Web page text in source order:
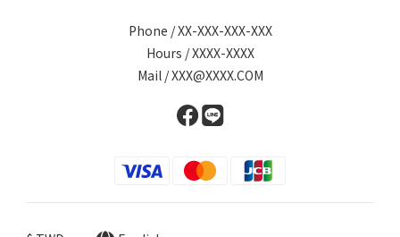
Phone / XX-XXX-XXX-XXX
Hours / XXXX-XXXX
Mail / XXX@XXXX.COM